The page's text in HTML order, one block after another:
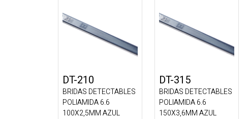
DT-210
BRIDAS DETECTABLES
POLIAMIDA 6.6
100X2,5MM AZUL
DT-315
BRIDAS DETECTABLES
POLIAMIDA 6.6
150X3,6MM AZUL